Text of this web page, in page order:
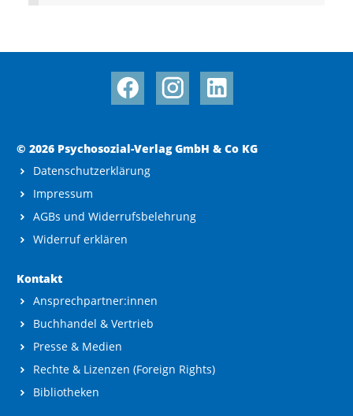
© 2026 Psychosozial-Verlag GmbH & Co KG
Datenschutzerklärung
Impressum
AGBs und Widerrufsbelehrung
Widerruf erklären
Kontakt
Ansprechpartner:innen
Buchhandel & Vertrieb
Presse & Medien
Rechte & Lizenzen (Foreign Rights)
Bibliotheken